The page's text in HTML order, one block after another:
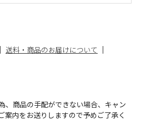
送料・商品のお届けについて
商品の手配ができない場合、キャン
内をお送りしますので予めご了承く